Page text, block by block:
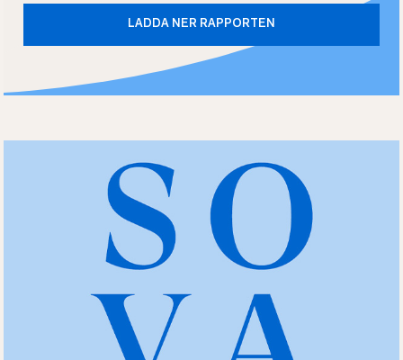
LADDA NER RAPPORTEN